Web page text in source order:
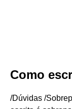
Como
/Dúvidas /